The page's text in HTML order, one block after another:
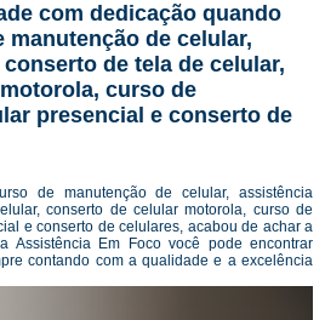
com dedicação quando
manutenção de celular,
de tela de celular,
curso de
presencial e conserto de
de manutenção de celular, assistência
conserto de celular motorola, curso de
e conserto de celulares, acabou de achar a
Assistência Em Foco você pode encontrar
contando com a qualidade e a excelência